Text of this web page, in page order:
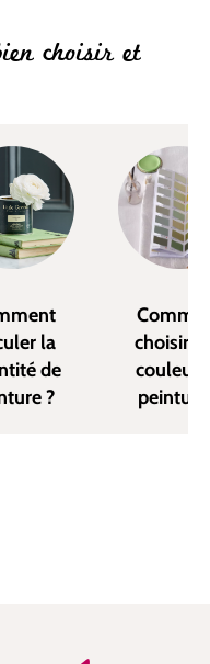
choisir et
la
de
?
choisir
couleur
peinture